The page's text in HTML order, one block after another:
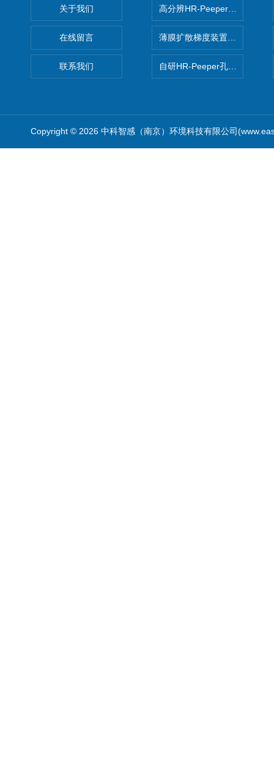
关于我们
在线留言
联系我们
高分辨HR-Peeper采样器孔隙
薄膜扩散梯度装置 Agl DGT
自研HR-Peeper孔隙水采样器
Copyright © 2026 中科智感（南京）环境科技有限公司